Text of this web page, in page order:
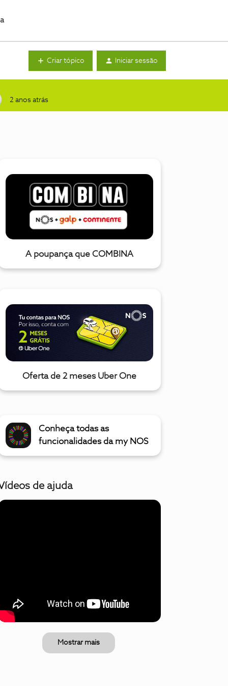
Criar tópico Iniciar sessão
2 anos atrás
A poupança que COMBINA
Oferta de 2 meses Uber One
Conheça todas as
funcionalidades da my NOS
de ajuda
Mostrar mais